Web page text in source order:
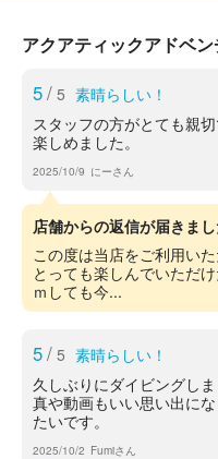
アクアティックアドベ
5/ 5 素晴らしい！
スタッフの方がとても親
楽しめました。
2025/10/9 にーさん
店舗からの返信が届きまし
この度は当店をご利用い
とっても楽しんでいただ
ｍしても今...
5/ 5 素晴らしい！
久しぶりにダイビングし
真や動画もいい思い出に
たいです。
2025/10/2 Fumiさん